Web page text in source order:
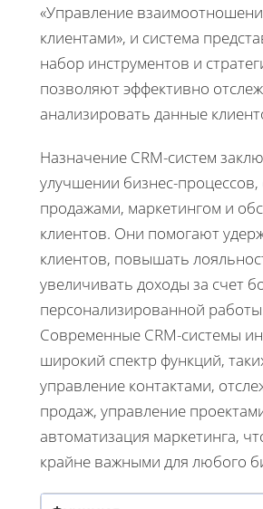
«Управление
клиентами», и система
набор инструментов и
позволяют эффективно
анализировать данные
Назначение CRM-систем
улучшении бизнес-процессов,
продажами, маркетингом и
клиентов. Они помогают
клиентов, повышать
увеличивать доходы за счет
персонализированной
Современные CRM-системы
широкий спектр функций,
управление контактами,
продаж, управление
автоматизация маркетинга,
крайне важными для любого